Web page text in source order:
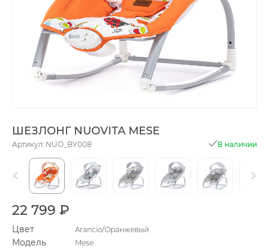
ШЕЗЛОНГ NUOVITA MESE
Артикул: NUO_BY008 В наличии
22 799 ₽
Цвет Arancio/Оранжевый
Модель Mese